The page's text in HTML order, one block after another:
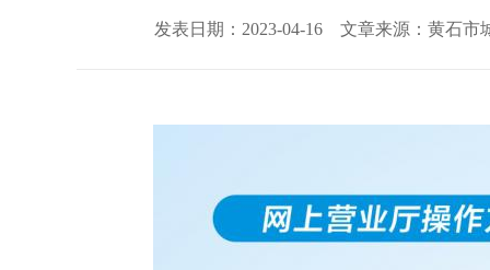
发表日期：2023-04-16 文章来源：黄石市